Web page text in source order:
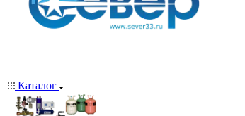
Каталог